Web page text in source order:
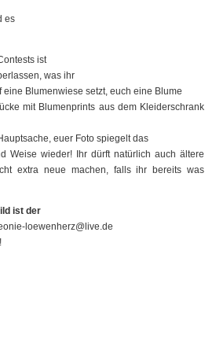
es
ist
was ihr
Blumenwiese setzt, euch eine Blume
mit Blumenprints aus dem Kleiderschrank
euer Foto spiegelt das
Weise wieder! Ihr dürft natürlich auch ältere
extra neue machen, falls ihr bereits was
ist der
loewenherz@live.de